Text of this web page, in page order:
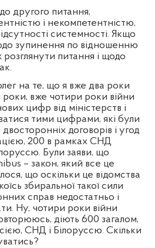
другого питання,
і некомпетентністю,
системності. Якщо
зупинення по відношенню
розглянути питання і щодо
на те, що я вже два роки
роки, вже чотири роки війни
цифр від міністерств і
тими цифрами, які були
договорів і угод
200 в рамках СНД
Були заяви, що
– закон, який все це
що оскільки це відомства
збиральної такої сили
справ недостатньо і
Ну, чотири роки війни
діють 600 загалом,
СНД і Білоруссю. Скільки